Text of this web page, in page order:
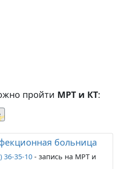
пройти МРТ и КТ:
больница
36-35-10 - запись на МРТ и